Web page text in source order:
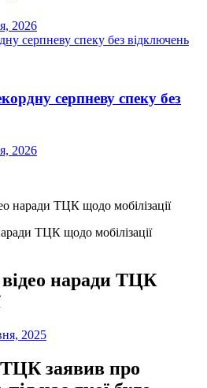
2026
серпневу спеку без
2026
наради ТЦК щодо мобілізації
наради ТЦК
2025
заявив про